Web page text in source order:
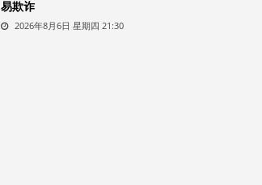
易欺诈
2026年8月6日 星期四 21:30